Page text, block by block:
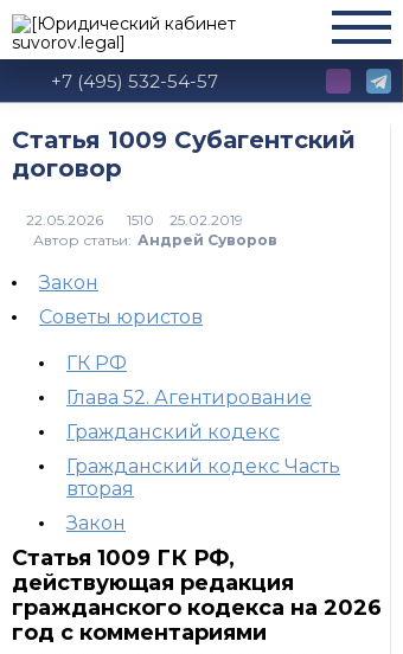
+7 (495) 532-54-57
Статья 1009 Субагентский
договор
1510
Автор статьи: Андрей Суворов
Закон
Советы юристов
ГК РФ
Глава 52. Агентирование
Гражданский кодекс
Гражданский кодекс Часть
вторая
Закон
Статья 1009 ГК РФ,
действующая редакция
гражданского кодекса на 2026
год с комментариями